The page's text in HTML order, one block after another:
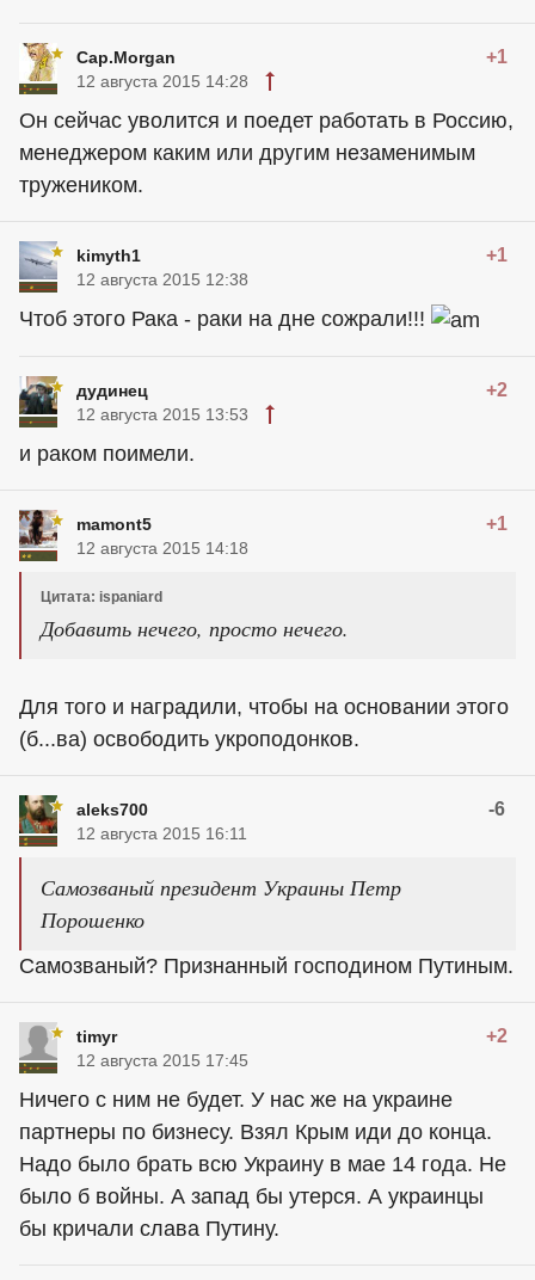
Cap.Morgan +1
12 августа 2015 14:28
Он сейчас уволится и поедет работать в Россию,
менеджером каким или другим незаменимым
тружеником.
kimyth1 +1
12 августа 2015 12:38
Чтоб этого Рака - раки на дне сожрали!!!
дудинец +2
12 августа 2015 13:53
и раком поимели.
mamont5 +1
12 августа 2015 14:18
Цитата: ispaniard
Добавить нечего, просто нечего.
Для того и наградили, чтобы на основании этого
(б...ва) освободить укроподонков.
aleks700 -6
12 августа 2015 16:11
Самозваный президент Украины Петр
Порошенко
Самозваный? Признанный господином Путиным.
timyr +2
12 августа 2015 17:45
Ничего с ним не будет. У нас же на украине
партнеры по бизнесу. Взял Крым иди до конца.
Надо было брать всю Украину в мае 14 года. Не
было б войны. А запад бы утерся. А украинцы
бы кричали слава Путину.